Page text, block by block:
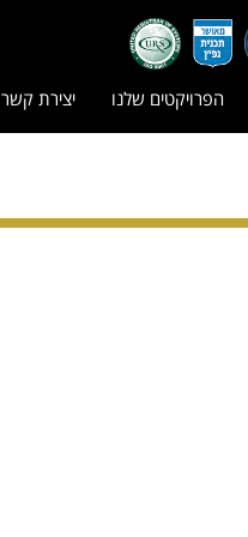
הפרויקטים שלנו יצירת קשר